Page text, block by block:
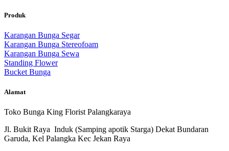
Produk
Karangan Bunga Segar
Karangan Bunga Stereofoam
Karangan Bunga Sewa
Standing Flower
Bucket Bunga
Alamat
Toko Bunga King Florist Palangkaraya
Jl. Bukit Raya Induk (Samping apotik Starga) Dekat Bundaran
Garuda, Kel Palangka Kec Jekan Raya